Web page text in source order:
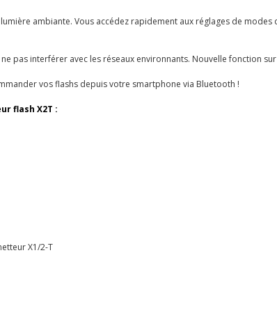
ambiante. Vous accédez rapidement aux réglages de modes
pas interférer avec les réseaux environnants. Nouvelle fonction
vos flashs depuis votre smartphone via Bluetooth !
flash X2T :
X1/2-T